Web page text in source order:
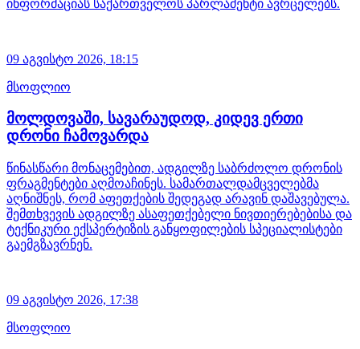
ინფორმაციას საქართველოს პარლამენტი ავრცელებს.
09 აგვისტო 2026, 18:15
მსოფლიო
მოლდოვაში, სავარაუდოდ, კიდევ ერთი
დრონი ჩამოვარდა
წინასწარი მონაცემებით, ადგილზე საბრძოლო დრონის
ფრაგმენტები აღმოაჩინეს. სამართალდამცველებმა
აღნიშნეს, რომ აფეთქების შედეგად არავინ დაშავებულა.
შემთხვევის ადგილზე ასაფეთქებელი ნივთიერებებისა და
ტექნიკური ექსპერტიზის განყოფილების სპეციალისტები
გაემგზავრნენ.
09 აგვისტო 2026, 17:38
მსოფლიო